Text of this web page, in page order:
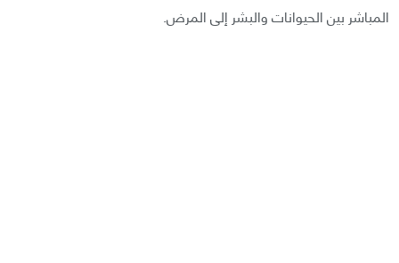
المباشر بين الحيوانات والبشر إلى المرض.